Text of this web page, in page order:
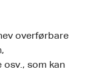
overførbare
som kan